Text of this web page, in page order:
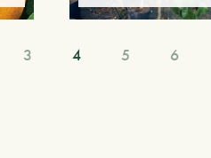
3 4 5 6